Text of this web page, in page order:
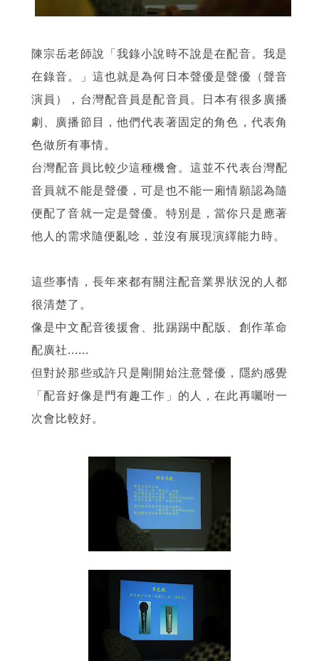
陳宗岳老師說「我錄小說時不說是在配音。我是
在錄音。」這也就是為何日本聲優是聲優（聲音
演員），台灣配音員是配音員。日本有很多廣播
劇、廣播節目，他們代表著固定的角色，代表角
色做所有事情。
台灣配音員比較少這種機會。這並不代表台灣配
音員就不能是聲優，可是也不能一廂情願認為隨
便配了音就一定是聲優。特別是，當你只是應著
他人的需求隨便亂唸，並沒有展現演繹能力時。
這些事情，長年來都有關注配音業界狀況的人都
很清楚了。
像是中文配音後援會、批踢踢中配版、創作革命
配廣社......
但對於那些或許只是剛開始注意聲優，隱約感覺
「配音好像是門有趣工作」的人，在此再囑咐一
次會比較好。